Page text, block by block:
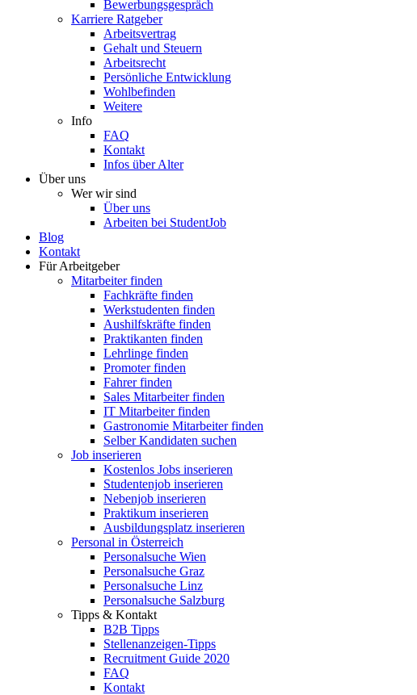
Bewerbungsgespräch
Karriere Ratgeber
Arbeitsvertrag
Gehalt und Steuern
Arbeitsrecht
Persönliche Entwicklung
Wohlbefinden
Weitere
Info
FAQ
Kontakt
Infos über Alter
Über uns
Wer wir sind
Über uns
Arbeiten bei StudentJob
Blog
Kontakt
Für Arbeitgeber
Mitarbeiter finden
Fachkräfte finden
Werkstudenten finden
Aushilfskräfte finden
Praktikanten finden
Lehrlinge finden
Promoter finden
Fahrer finden
Sales Mitarbeiter finden
IT Mitarbeiter finden
Gastronomie Mitarbeiter finden
Selber Kandidaten suchen
Job inserieren
Kostenlos Jobs inserieren
Studentenjob inserieren
Nebenjob inserieren
Praktikum inserieren
Ausbildungsplatz inserieren
Personal in Österreich
Personalsuche Wien
Personalsuche Graz
Personalsuche Linz
Personalsuche Salzburg
Tipps & Kontakt
B2B Tipps
Stellenanzeigen-Tipps
Recruitment Guide 2020
FAQ
Kontakt